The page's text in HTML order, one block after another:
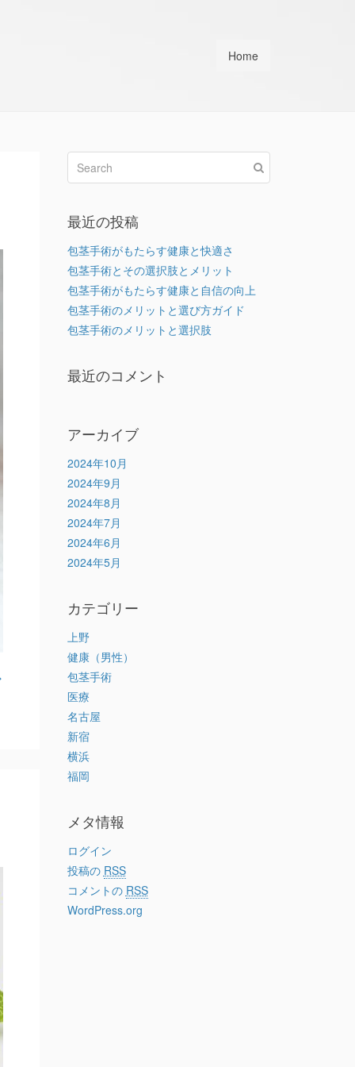
Home
最近の投稿
包茎手術がもたらす健康と快適さ
包茎手術とその選択肢とメリット
包茎手術がもたらす健康と自信の向上
包茎手術のメリットと選び方ガイド
包茎手術のメリットと選択肢
最近のコメント
アーカイブ
2024年10月
2024年9月
2024年8月
2024年7月
2024年6月
2024年5月
カテゴリー
上野
健康（男性）
包茎手術
医療
名古屋
新宿
横浜
福岡
メタ情報
ログイン
投稿の RSS
コメントの RSS
WordPress.org